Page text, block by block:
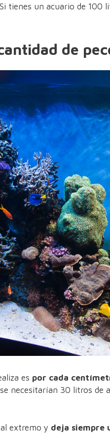
tienes un acuario de 100
de
es por cada
necesitarían 30 litros de
extremo y deja siempre